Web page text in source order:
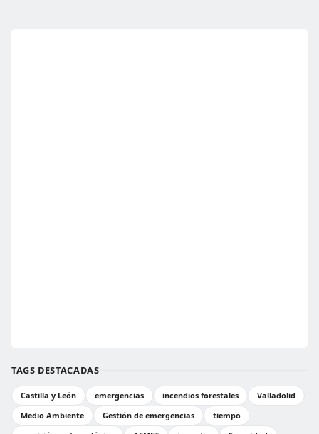
TAGS DESTACADAS
Castilla y León emergencias incendios forestales
Valladolid
Medio Ambiente
Gestión de emergencias
tiempo